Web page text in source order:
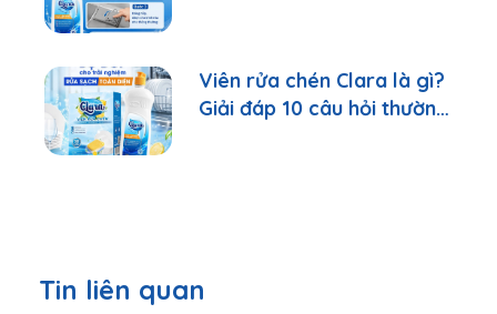
Viên rửa chén Clara là gì?
Giải đáp 10 câu hỏi thường
Tin liên quan